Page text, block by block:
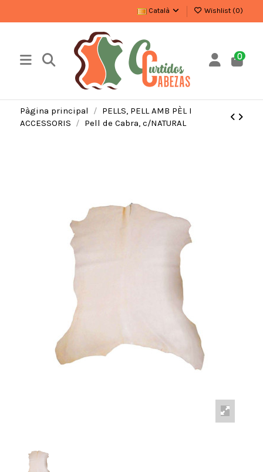
Català Wishlist (0)
0
Pàgina principal
PELLS, PELL AMB PÈL I
ACCESSORIS
Pell de Cabra, c/NATURAL